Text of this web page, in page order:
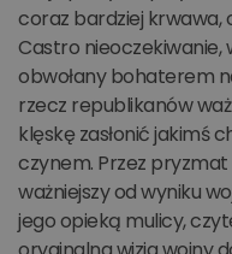
coraz bardziej krwawa,
Castro nieoczekiwanie,
obwołany bohaterem
rzecz republikanów
klęskę zasłonić jakimś
czynem. Przez
ważniejszy od wyniku
jego opieką mulicy,